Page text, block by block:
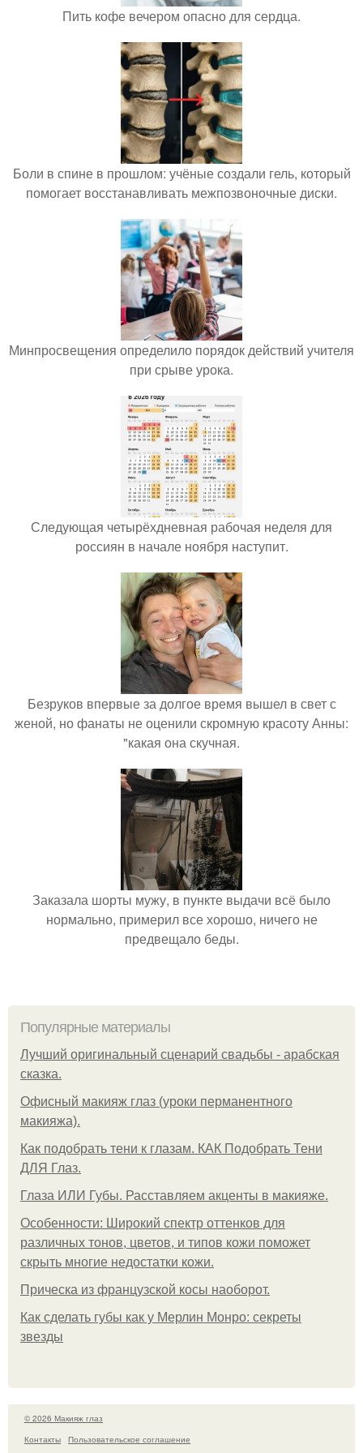
Пить кофе вечером опасно для сердца.
Боли в спине в прошлом: учёные создали гель, который
помогает восстанавливать межпозвоночные диски.
Минпросвещения определило порядок действий учителя
при срыве урока.
Следующая четырёхдневная рабочая неделя для
россиян в начале ноября наступит.
Безруков впервые за долгое время вышел в свет с
женой, но фанаты не оценили скромную красоту Анны:
"какая она скучная.
Заказала шорты мужу, в пункте выдачи всё было
нормально, примерил все хорошо, ничего не
предвещало беды.
Популярные материалы
Лучший оригинальный сценарий свадьбы - арабская
сказка.
Офисный макияж глаз (уроки перманентного
макияжа).
Как подобрать тени к глазам. КАК Подобрать Тени
ДЛЯ Глаз.
Глаза ИЛИ Губы. Расставляем акценты в макияже.
Особенности: Широкий спектр оттенков для
различных тонов, цветов, и типов кожи поможет
скрыть многие недостатки кожи.
Прическа из французской косы наоборот.
Как сделать губы как у Мерлин Монро: секреты
звезды
© 2026 Макияж глаз
Контакты
Пользовательское соглашение